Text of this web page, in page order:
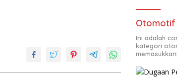
Otomotif
Ini adalah
kategori